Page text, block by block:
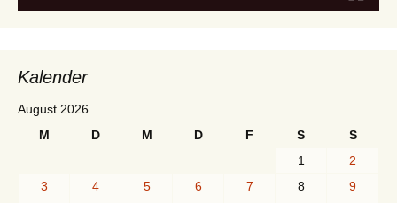
Kalender
August 2026
M
D M D F S
S
1
2
3
4 5 6 7 8
9